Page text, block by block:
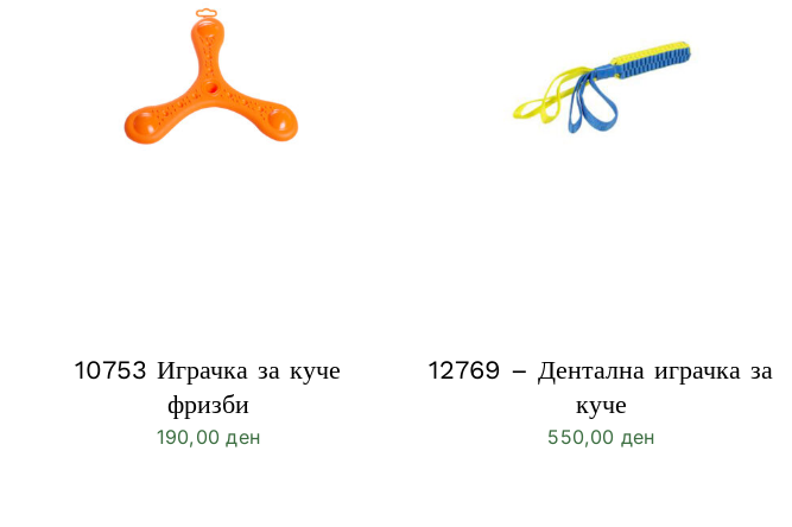
10753 Играчка за куче
фризби
190,00ден
12769 – Дентална играчка за
куче
550,00 ден